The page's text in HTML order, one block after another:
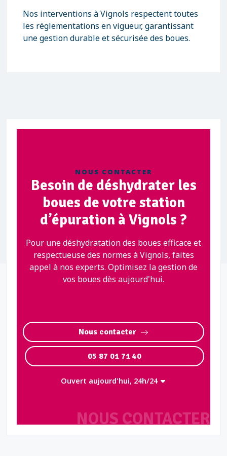
Nos interventions à Vignols respectent toutes
les réglementations en vigueur, garantissant
une gestion durable et sécurisée des boues.
NOUS CONTACTER
NOUS CONTACTER
Besoin de déshydrater les
boues de votre station
d’épuration à Vignols ?
Pour une déshydratation des boues efficace et
respectueuse des normes à Vignols, faites
appel à nos experts. Optimisez la gestion de
vos boues dès aujourd'hui.
Nous contacter
05 87 01 71 40
Ouvert aujourd'hui, 24h/24